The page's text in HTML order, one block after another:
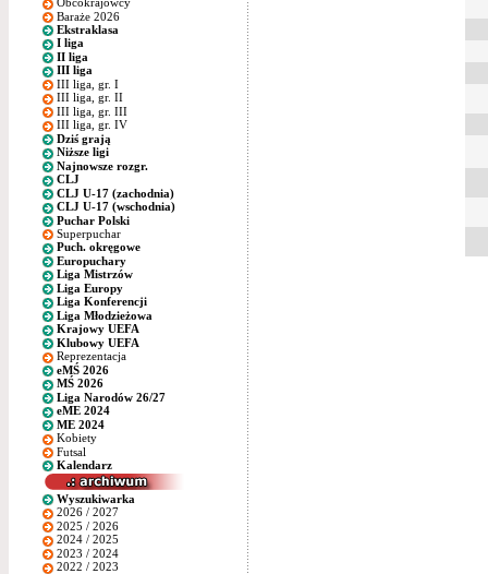
Baraże 2026
Ekstraklasa
I liga
II liga
III liga
III liga, gr. I
III liga, gr. II
III liga, gr. III
III liga, gr. IV
Dziś grają
Niższe ligi
Najnowsze rozgr.
CLJ
CLJ U-17 (zachodnia)
CLJ U-17 (wschodnia)
Puchar Polski
Superpuchar
Puch. okręgowe
Europuchary
Liga Mistrzów
Liga Europy
Liga Konferencji
Liga Młodzieżowa
Krajowy UEFA
Klubowy UEFA
Reprezentacja
eMŚ 2026
MŚ 2026
Liga Narodów 26/27
eME 2024
ME 2024
Kobiety
Futsal
Kalendarz
Wyszukiwarka
2026 / 2027
2025 / 2026
2024 / 2025
2023 / 2024
2022 / 2023